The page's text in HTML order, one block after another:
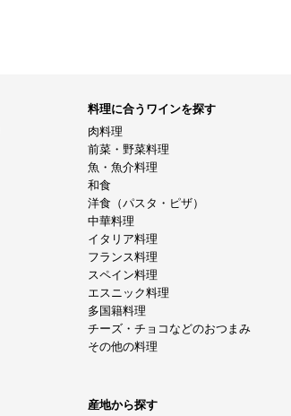
料理に合うワインを探す
肉料理
前菜・野菜料理
魚・魚介料理
和食
洋食（パスタ・ピザ）
中華料理
イタリア料理
フランス料理
スペイン料理
エスニック料理
多国籍料理
チーズ・チョコなどのおつまみ
その他の料理
産地から探す